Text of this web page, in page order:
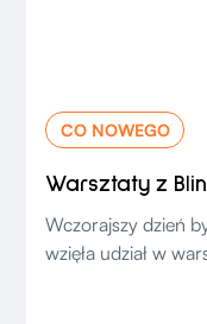
CO NOWEGO
Warsztaty z
Wczorajszy dzień
wzięła udział w